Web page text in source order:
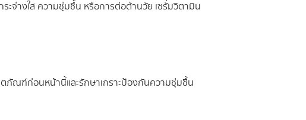
ะจ่างใส ความชุ่มชื้น หรือการต่อต้านวัย เซรั่มวิตามิน
ภัณฑ์ก่อนหน้านี้และรักษาเกราะป้องกันความชุ่มชื้น